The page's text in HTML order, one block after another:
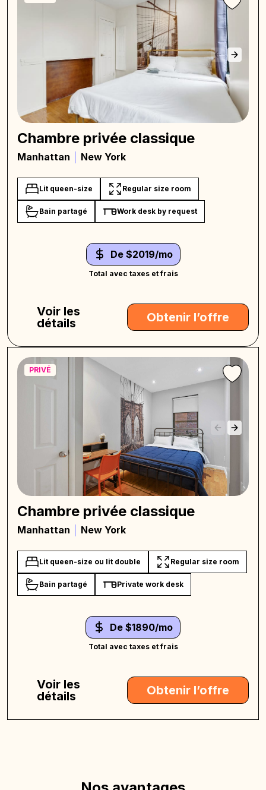
Chambre privée classique
Manhattan New York
Lit queen-size Regular size room
Bain partagé Work desk by request
De $2019/mo
Total avec taxes et frais
Voir les
détails
Obtenir l’offre
PRIVÉ
Chambre privée classique
Manhattan New York
Lit queen-size ou lit double Regular size room
Bain partagé Private work desk
De $1890/mo
Total avec taxes et frais
Voir les
détails
Obtenir l’offre